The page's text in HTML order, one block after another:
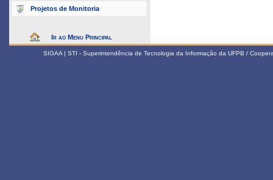
Projetos de Monitoria
Ir ao Menu Principal
SIGAA | STI - Superintendência de Tecnologia da Informação da UFPB /